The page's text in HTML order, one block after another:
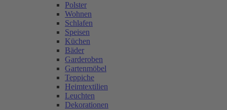
Polster
Wohnen
Schlafen
Speisen
Küchen
Bäder
Garderoben
Gartenmöbel
Teppiche
Heimtextilien
Leuchten
Dekorationen